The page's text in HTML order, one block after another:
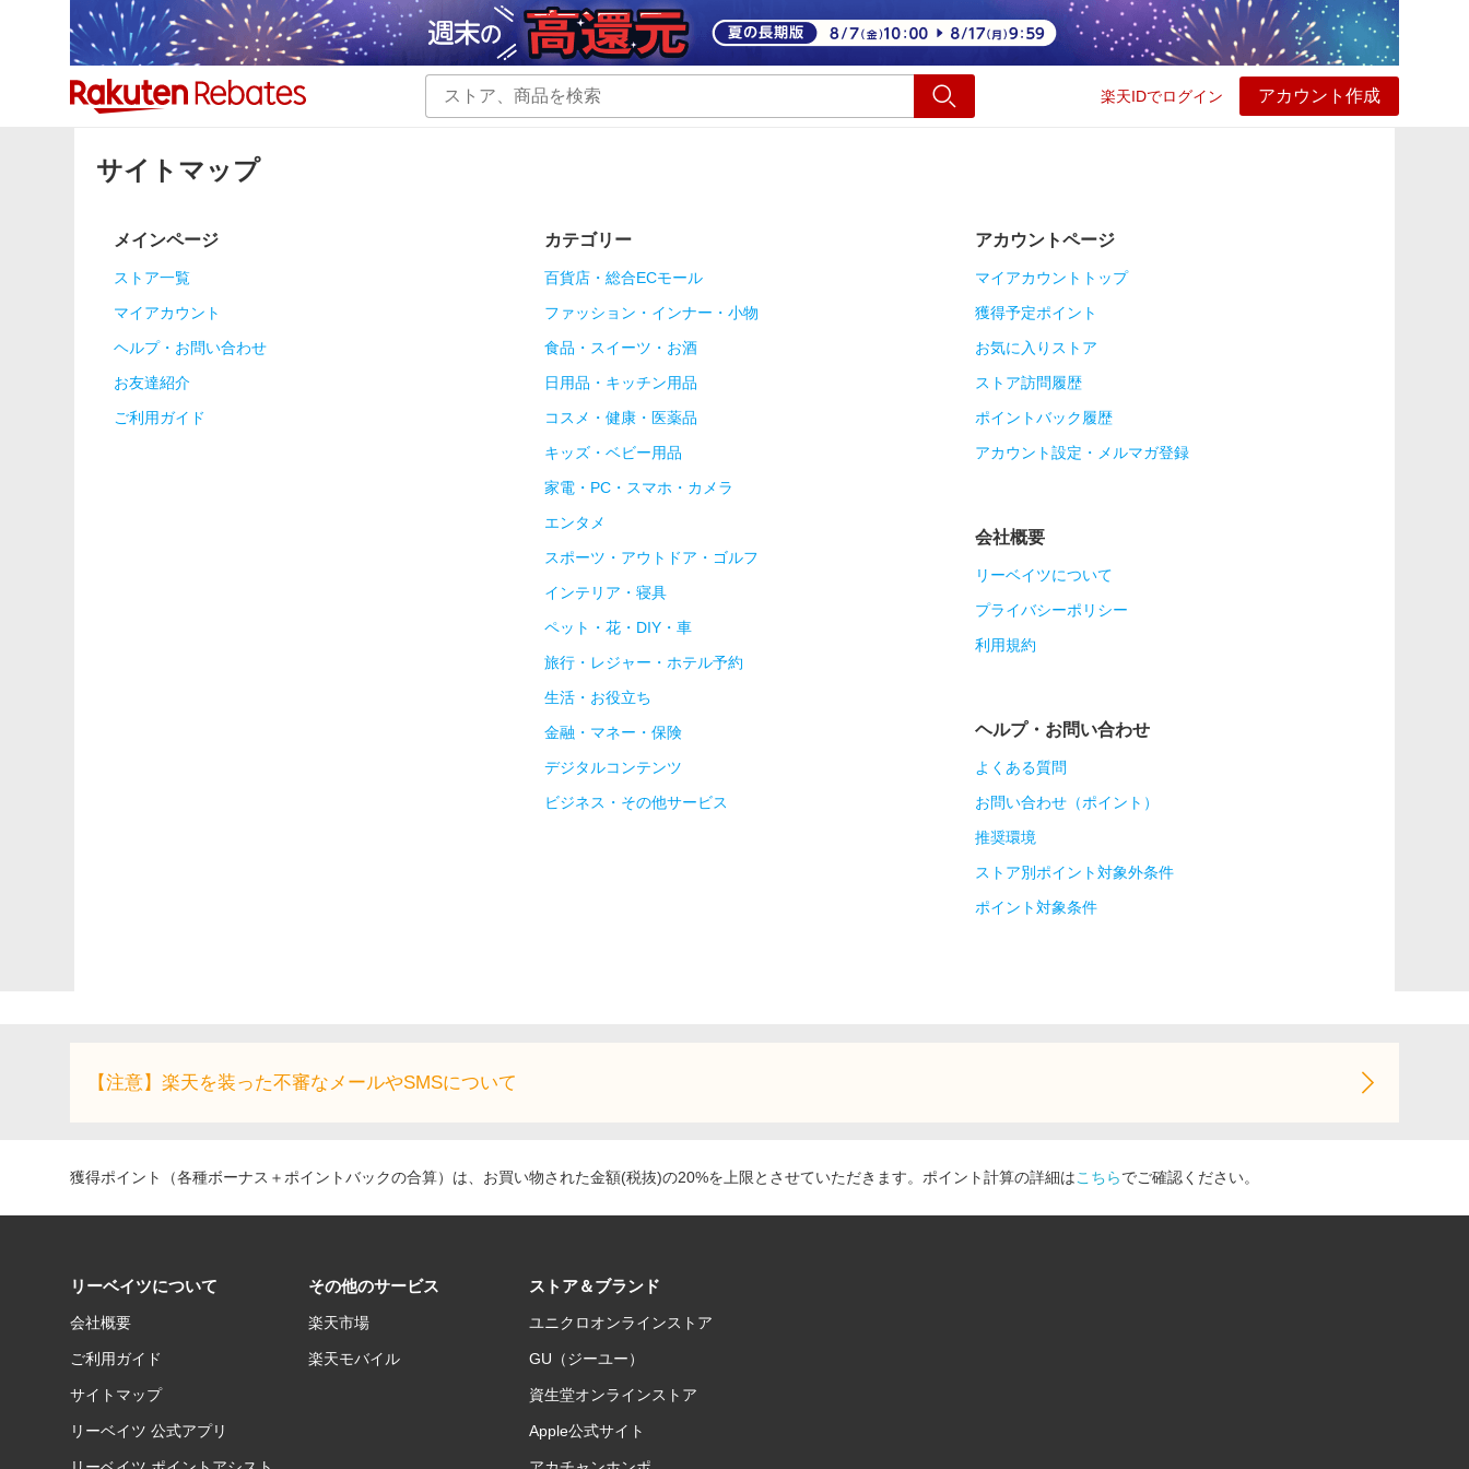
楽天IDでログイン アカウント作成
サイトマップ
メインページ
ストア一覧
マイアカウント
ヘルプ・お問い合わせ
お友達紹介
ご利用ガイド
カテゴリー
百貨店・総合ECモール
ファッション・インナー・小物
食品・スイーツ・お酒
日用品・キッチン用品
コスメ・健康・医薬品
キッズ・ベビー用品
家電・PC・スマホ・カメラ
エンタメ
スポーツ・アウトドア・ゴルフ
インテリア・寝具
ペット・花・DIY・車
旅行・レジャー・ホテル予約
生活・お役立ち
金融・マネー・保険
デジタルコンテンツ
ビジネス・その他サービス
アカウントページ
マイアカウントトップ
獲得予定ポイント
お気に入りストア
ストア訪問履歴
ポイントバック履歴
アカウント設定・メルマガ登録
会社概要
リーベイツについて
プライバシーポリシー
利用規約
ヘルプ・お問い合わせ
よくある質問
お問い合わせ（ポイント）
推奨環境
ストア別ポイント対象外条件
ポイント対象条件
【注意】楽天を装った不審なメールやSMSについて
獲得ポイント（各種ボーナス＋ポイントバックの合算）は、お買い物された金額(税抜)の20%を上限とさせていただきます。ポイント計算の詳細はこちらでご確認ください。
リーベイツについて
会社概要
ご利用ガイド
サイトマップ
リーベイツ 公式アプリ
その他のサービス
楽天市場
楽天モバイル
ストア＆ブランド
ユニクロオンラインストア
GU（ジーユー）
資生堂オンラインストア
Apple公式サイト